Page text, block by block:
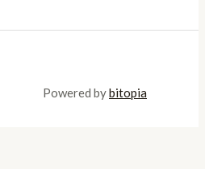
Powered bybitopia